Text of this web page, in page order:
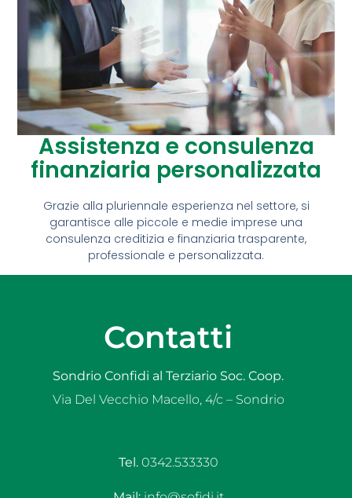
Assistenza e consulenza
finanziaria personalizzata
Grazie alla pluriennale esperienza nel settore, si
garantisce alle piccole e medie imprese una
consulenza creditizia e finanziaria trasparente,
professionale e personalizzata.
Contatti
Sondrio Confidi al Terziario Soc. Coop.
Via Del Vecchio Macello, 4/c – Sondrio
Tel.0342.533330